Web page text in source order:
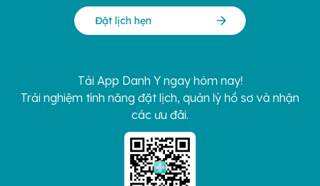
Đặt lịch hẹn
Tải App Danh Y ngay hôm nay!
Trải nghiệm tính năng đặt lịch, quản lý hồ sơ và nhận
các ưu đãi.